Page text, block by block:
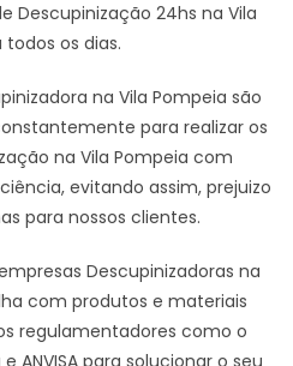
Descupinização 24hs na Vila
todos os dias.
na Vila Pompeia são
para realizar os
na Vila Pompeia com
evitando assim, prejuizo
para nossos clientes.
Descupinizadoras na
com produtos e materiais
regulamentadores como o
ANVISA para solucionar o seu